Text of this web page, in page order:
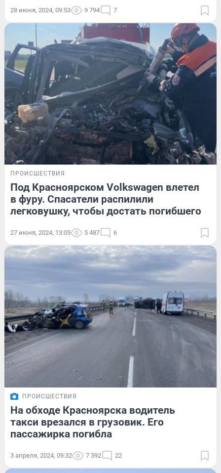
28 июня, 2024, 09:53 9 794 7
ПРОИСШЕСТВИЯ
Под Красноярском Volkswagen влетел
в фуру. Спасатели распилили
легковушку, чтобы достать погибшего
27 июня, 2024, 13:05 5 487 6
ПРОИСШЕСТВИЯ
На обходе Красноярска водитель
такси врезался в грузовик. Его
пассажирка погибла
3 апреля, 2024, 09:32 7 392 22